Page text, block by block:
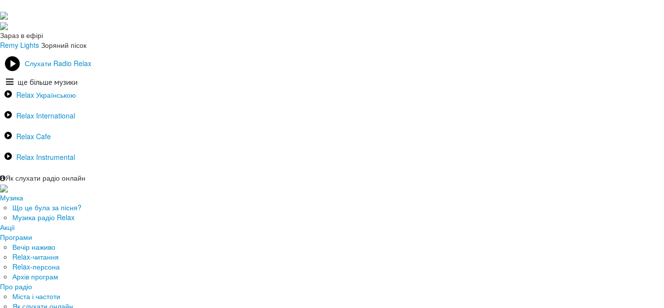
Зараз в ефірі
Remy Lights Зоряний пісок
Слухати Radio Relax
ще більше музики
Relax Українською
Relax International
Relax Cafe
Relax Instrumental
Як слухати радіо онлайн
Музика
Що це була за пісня?
Музика радіо Relax
Акції
Програми
Вечір наживо
Relax-читання
Relax-персона
Архів програм
Про радіо
Міста і частоти
Як слухати онлайн